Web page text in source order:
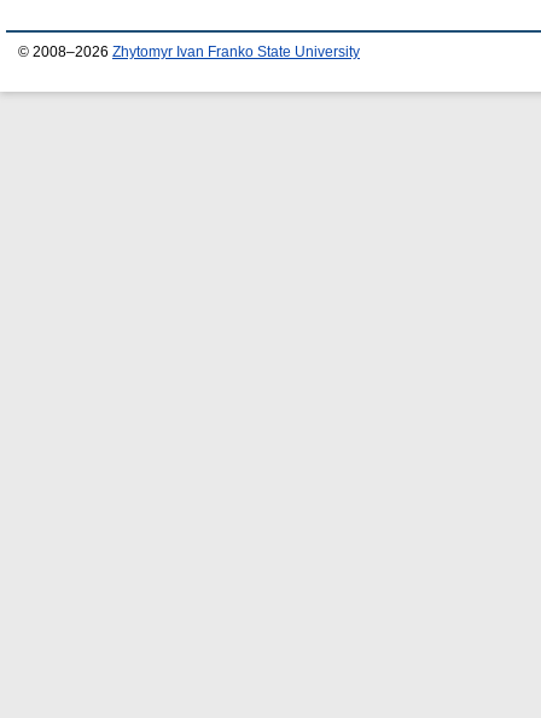
© 2008–2026 Zhytomyr Ivan Franko State University